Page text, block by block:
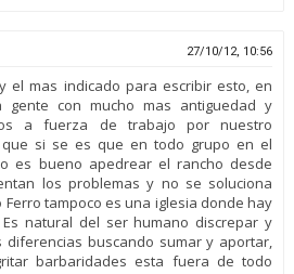
27/10/12, 10:56
el mas indicado para escribir esto, en
gente con mucho mas antiguedad y
a fuerza de trabajo por nuestro
que si se es que en todo grupo en el
es bueno apedrear el rancho desde
los problemas y no se soluciona
Ferro tampoco es una iglesia donde hay
natural del ser humano discrepar y
buscando sumar y aportar,
barbaridades esta fuera de todo